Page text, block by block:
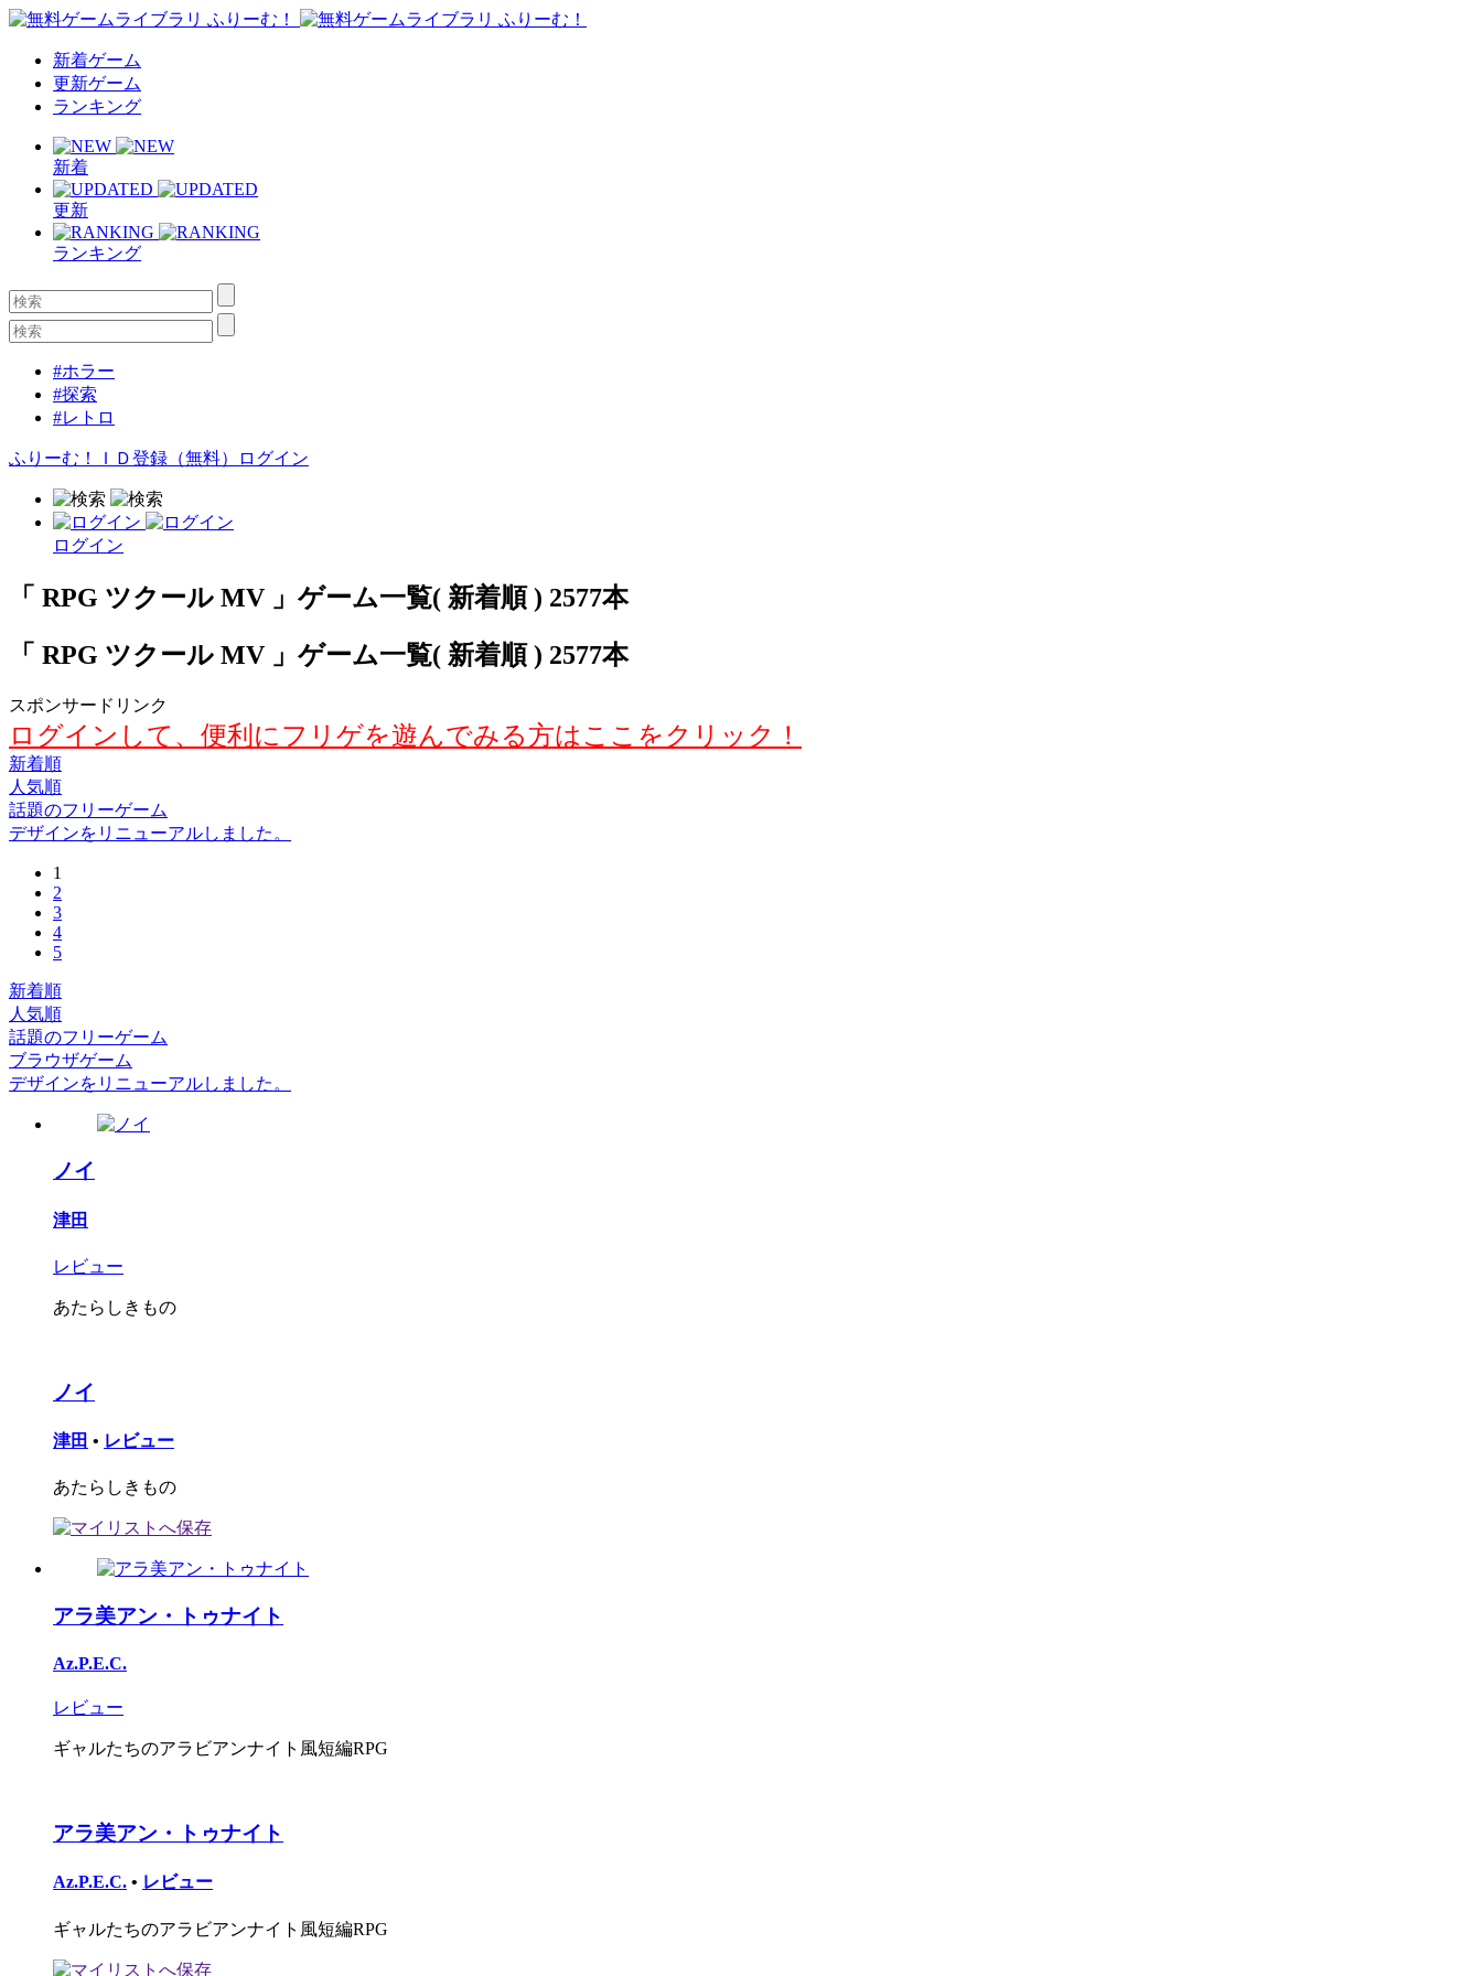
新着ゲーム
更新ゲーム
ランキング
新着
更新
ランキング
#ホラー
#探索
#レトロ
ふりーむ！ＩＤ登録（無料） ログイン
ログイン
「 RPG ツクール MV 」ゲーム一覧( 新着順 ) 2577本
「 RPG ツクール MV 」ゲーム一覧( 新着順 ) 2577本
スポンサードリンク
ログインして、便利にフリゲを遊んでみる方はここをクリック！
新着順
人気順
話題のフリーゲーム
デザインをリニューアルしました。
1
2
3
4
5
新着順
人気順
話題のフリーゲーム
ブラウザゲーム
デザインをリニューアルしました。
ノイ
津田
レビュー
あたらしきもの
ノイ
津田 • レビュー
あたらしきもの
アラ美アン・トゥナイト
Az.P.E.C.
レビュー
ギャルたちのアラビアンナイト風短編RPG
アラ美アン・トゥナイト
Az.P.E.C. • レビュー
ギャルたちのアラビアンナイト風短編RPG